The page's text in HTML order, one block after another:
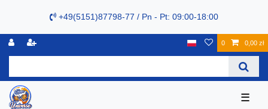
+49(5151)87798-77 / Pn - Pt: 09:00-18:00
0 0,00 zł
☰